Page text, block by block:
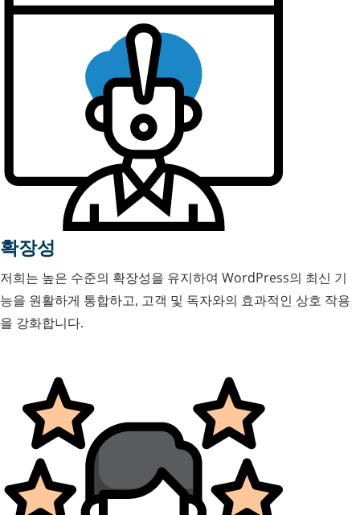
확장성
저희는 높은 수준의 확장성을 유지하여 WordPress의 최신 기
능을 원활하게 통합하고, 고객 및 독자와의 효과적인 상호 작용
을 강화합니다.